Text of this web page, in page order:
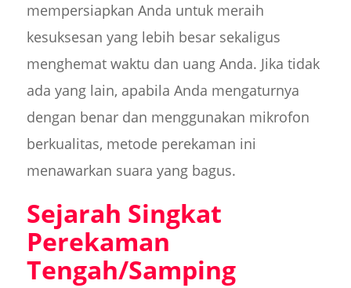
mempersiapkan Anda untuk meraih
kesuksesan yang lebih besar sekaligus
menghemat waktu dan uang Anda. Jika tidak
ada yang lain, apabila Anda mengaturnya
dengan benar dan menggunakan mikrofon
berkualitas, metode perekaman ini
menawarkan suara yang bagus.
Sejarah Singkat
Perekaman
Tengah/Samping